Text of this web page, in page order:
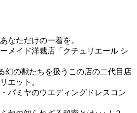
なただけの一着を。
メイド洋裁店「クチュリエール シ
幻の獣たちを扱うこの店の二代目店
エット。
パミヤのウエディングドレスコン